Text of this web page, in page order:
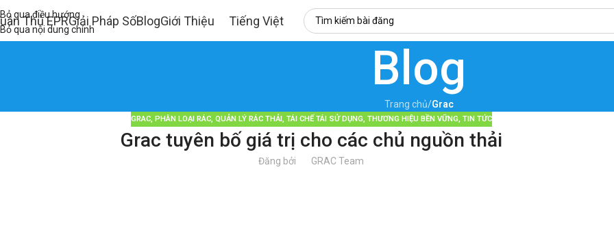
Bỏ qua điều hướng
Bỏ qua nội dung chính
Thủ EPRGiải Pháp SốBlogGiới Thiệu Tiếng Việt
Blog
Trang chủ/Grac
GRAC, PHÂN LOẠI RÁC, QUẢN LÝ RÁC THẢI, TÁI CHẾ TÁI SỬ DỤNG, THƯƠNG HIỆU BỀN VỮNG, TIN TỨC
Grac tuyên bố giá trị cho các chủ nguồn thải
Đăng bởi GRAC Team